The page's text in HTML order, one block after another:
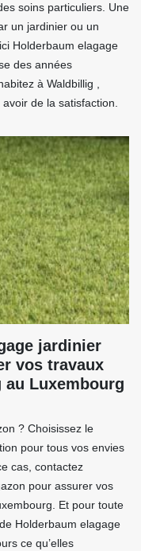
soins particuliers. Une
un jardinier ou un
Holderbaum elagage
des années
à Waldbillig ,
de la satisfaction.
jardinier
vos travaux
Luxembourg
? Choisissez le
pour tous vos envies
cas, contactez
pour assurer vos
Et pour toute
Holderbaum elagage
ce qu’elles